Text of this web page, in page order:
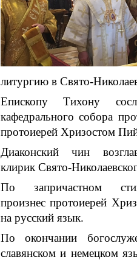
литургию в Свято-
Епископу Тихону
кафедрального собора
протоиерей Хризостом
Диаконский чин
клирик Свято-
По запричастном
произнес протоиерей
на русский язык.
По окончании
славянском и немецком